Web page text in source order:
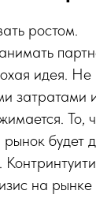
ростом.
идея. Не
затратами
То,
рынок будет
на